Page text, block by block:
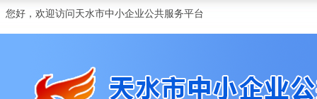
您好，欢迎访问天水市中小企业公共服务平台